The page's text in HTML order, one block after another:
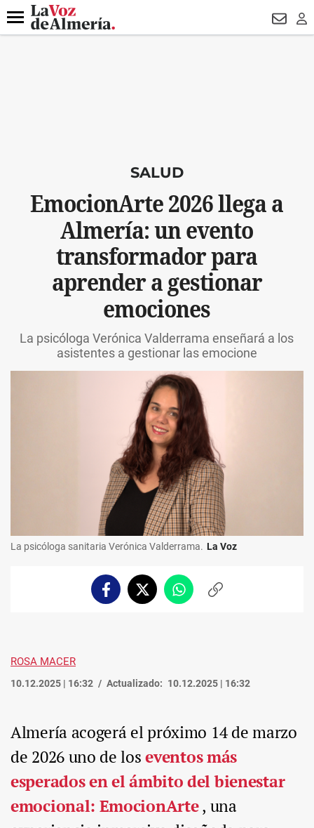
DESTACADO
Menú
SALUD
EmocionArte 2026 llega a
Almería: un evento
transformador para
aprender a gestionar
emociones
La psicóloga Verónica Valderrama enseñará a los
asistentes a gestionar las emocione
La psicóloga sanitaria Verónica Valderrama. La Voz
FacebookTwitterWhatsappCopiar
ROSA MACER
10.12.2025 | 16:32 Actualizado: 10.12.2025 | 16:32
Almería acogerá el próximo 14 de marzo
de 2026 uno de loseventos más
esperados en el ámbito del bienestar
emocional: EmocionArte, una